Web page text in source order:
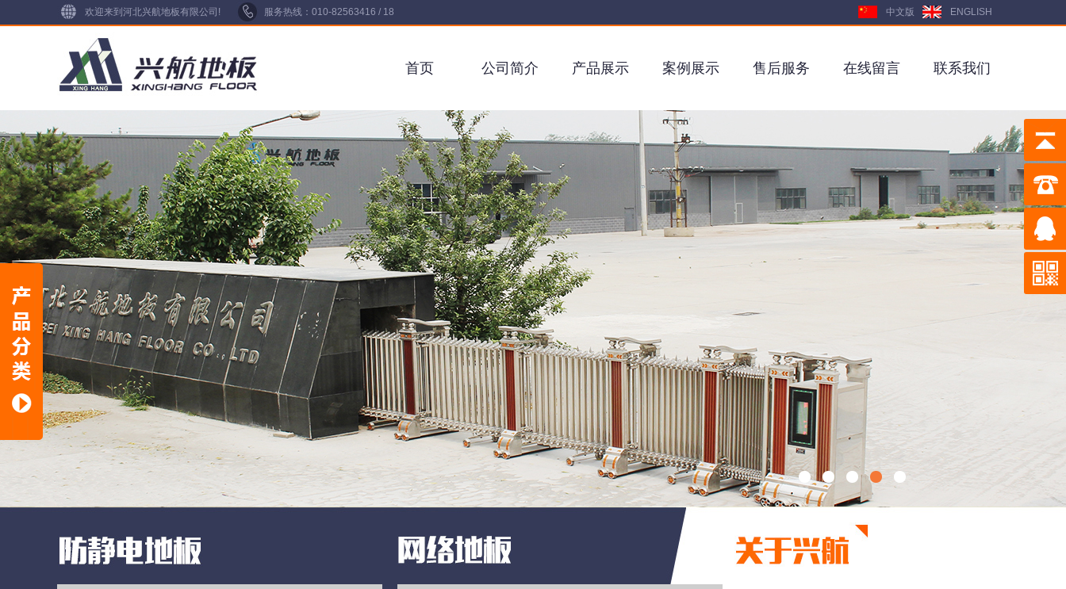
欢迎来到河北兴航地板有限公司! 服务热线：010-82563416 / 18 中文版 ENGLISH
首页 公司简介 产品展示 案例展示 售后服务 在线留言 联系我们